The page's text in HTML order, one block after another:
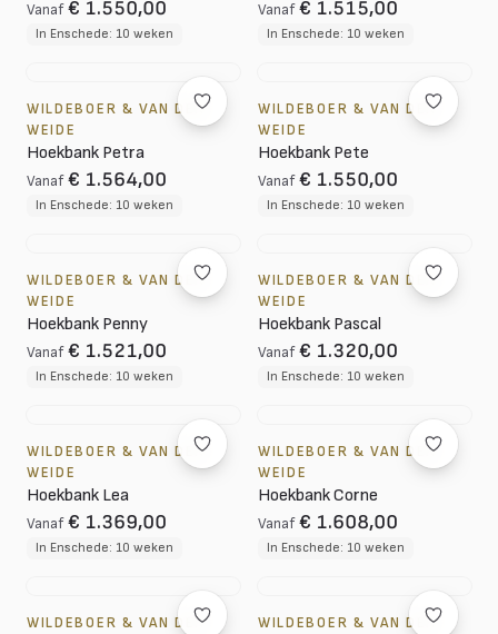
Vanaf € 1.550,00
In Enschede: 10 weken
Vanaf € 1.515,00
In Enschede: 10 weken
WILDEBOER & VAN DER
WEIDE
Hoekbank Petra
Vanaf € 1.564,00
In Enschede: 10 weken
WILDEBOER & VAN DER
WEIDE
Hoekbank Pete
Vanaf € 1.550,00
In Enschede: 10 weken
WILDEBOER & VAN DER
WEIDE
Hoekbank Penny
Vanaf € 1.521,00
In Enschede: 10 weken
WILDEBOER & VAN DER
WEIDE
Hoekbank Pascal
Vanaf € 1.320,00
In Enschede: 10 weken
WILDEBOER & VAN DER
WEIDE
Hoekbank Lea
Vanaf € 1.369,00
In Enschede: 10 weken
WILDEBOER & VAN DER
WEIDE
Hoekbank Corne
Vanaf € 1.608,00
In Enschede: 10 weken
WILDEBOER & VAN DER
WILDEBOER & VAN DER